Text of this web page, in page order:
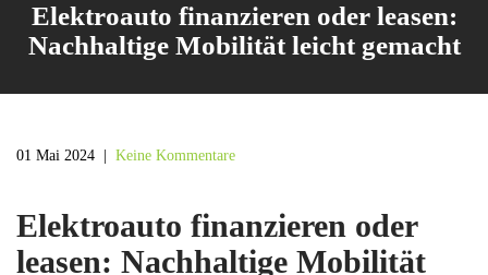
Elektroauto finanzieren oder leasen:
Nachhaltige Mobilität leicht gemacht
01 Mai 2024 Keine Kommentare
Elektroauto finanzieren oder
leasen: Nachhaltige Mobilität